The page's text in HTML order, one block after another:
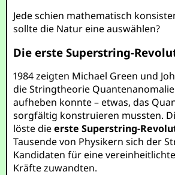
Jede schien mathematisch
sollte die Natur eine auswählen?
Die erste Superstring-
1984 zeigten Michael Green und
die Stringtheorie
aufheben konnte – etwas, das
sorgfältig konstruieren mussten.
löste dieerste Superstring-
Tausende von Physikern sich der
Kandidaten für eine
Kräfte zuwandten.